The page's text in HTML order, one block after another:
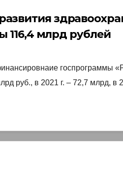
млрд рублей￼
госпрограммы
руб., в 2021 г. – 72,7 млрд, в